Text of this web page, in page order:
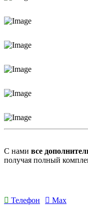
С нами все
получая полный
Телефон
Max